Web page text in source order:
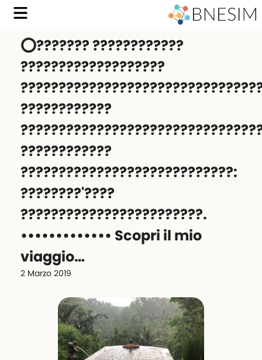
⭕️??????? ????????????
???????????????????
????????????
????????????
????????????????????????????:
????????'????
????????????????????????.
••••••••••••• ‍️Scopri il mio
viaggio…
2 Marzo 2019